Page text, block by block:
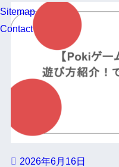
Sitemap
Contact
2026年6月16日